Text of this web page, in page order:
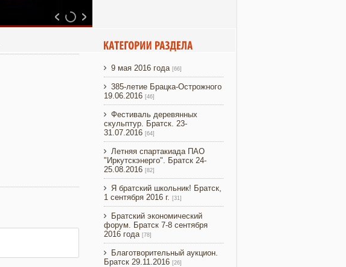
9 мая 2016 года [66]
385-летие Брацка-Острожного
19.06.2016 [46]
Фестиваль деревянных
скульптур. Братск. 23-
31.07.2016 [64]
Летняя спартакиада ПАО
"Иркутскэнерго". Братск 24-
25.08.2016 [82]
Я братский школьник! Братск,
1 сентября 2016 г. [31]
Братский экономический
форум. Братск 7-8 сентября
2016 года [78]
Благотворительный аукцион.
Братск 29.11.2016 [26]